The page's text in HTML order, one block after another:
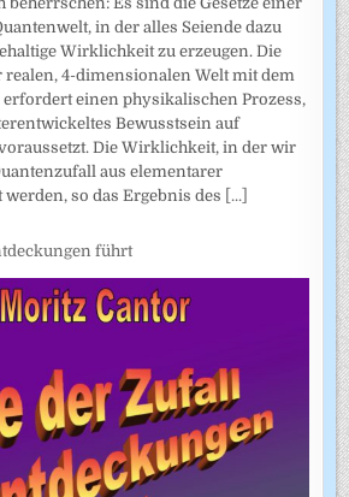
in der alles Seiende dazu
Wirklichkeit zu erzeugen. Die
4-dimensionalen Welt mit dem
einen physikalischen Prozess,
Bewusstsein auf
Die Wirklichkeit, in der wir
aus elementarer
so das Ergebnis des [...]
führt